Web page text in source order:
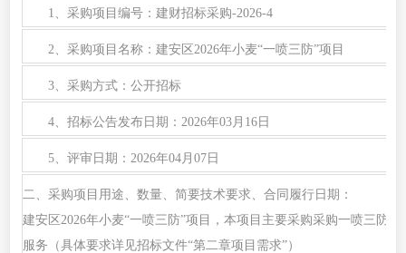
1、采购项目编号：建财招标采购-2026-4
2、采购项目名称：建安区2026年小麦“一喷三防”项目
3、采购方式：公开招标
4、招标公告发布日期：2026年03月16日
5、评审日期：2026年04月07日
二、采购项目用途、数量、简要技术要求、合同履行日期：
建安区2026年小麦“一喷三防”项目，本项目主要采购采购一喷三防
服务（具体要求详见招标文件“第二章项目需求”）